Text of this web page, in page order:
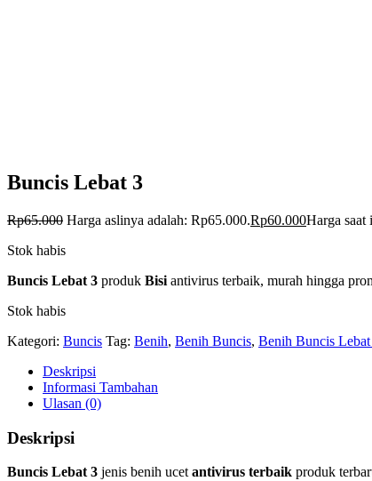
Buncis Lebat 3
Rp65.000 Harga aslinya adalah: Rp65.000.Rp60.000Harga saat
Stok habis
Buncis Lebat 3 produk Bisi antivirus terbaik, murah hingga
Stok habis
Kategori: Buncis Tag: Benih, Benih Buncis, Benih Buncis
Deskripsi
Informasi Tambahan
Ulasan (0)
Deskripsi
Buncis Lebat 3 jenis benih ucet antivirus terbaik produk